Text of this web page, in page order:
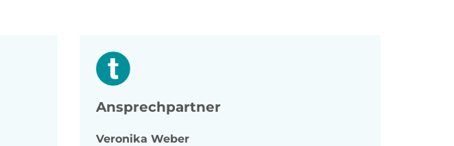
Ansprechpartner
Veronika Weber